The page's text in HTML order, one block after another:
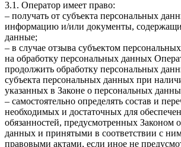
3.1. Оператор имеет право:
– получать от субъекта персональных
информацию и/или документы,
данные;
– в случае отзыва субъектом
на обработку персональных данных
продолжить обработку персональных
субъекта персональных данных при
указанных в Законе о персональных
– самостоятельно определять состав и
необходимых и достаточных для
обязанностей, предусмотренных Законом
данных и принятыми в соответствии с
правовыми актами, если иное не